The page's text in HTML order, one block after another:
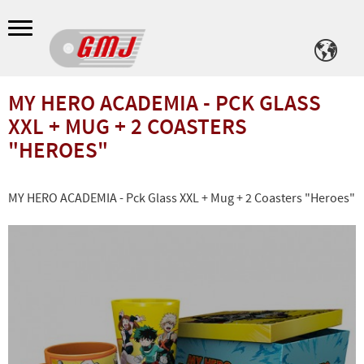
Meny
MY HERO ACADEMIA - PCK GLASS
XXL + MUG + 2 COASTERS
"HEROES"
MY HERO ACADEMIA - Pck Glass XXL + Mug + 2 Coasters "Heroes"